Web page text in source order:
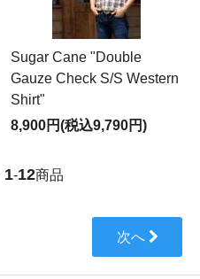
Sugar Cane "Double
Gauze Check S/S Western
Shirt"
8,900円(税込9,790円)
1-12商品
次へ